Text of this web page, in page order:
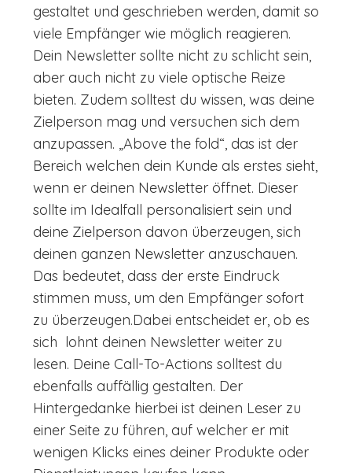
gestaltet und geschrieben werden, damit so
viele Empfänger wie möglich reagieren.
Dein Newsletter sollte nicht zu schlicht sein,
aber auch nicht zu viele optische Reize
bieten. Zudem solltest du wissen, was deine
Zielperson mag und versuchen sich dem
anzupassen. „Above the fold“, das ist der
Bereich welchen dein Kunde als erstes sieht,
wenn er deinen Newsletter öffnet. Dieser
sollte im Idealfall personalisiert sein und
deine Zielperson davon überzeugen, sich
deinen ganzen Newsletter anzuschauen.
Das bedeutet, dass der erste Eindruck
stimmen muss, um den Empfänger sofort
zu überzeugen.Dabei entscheidet er, ob es
sich lohnt deinen Newsletter weiter zu
lesen. Deine Call-To-Actions solltest du
ebenfalls auffällig gestalten. Der
Hintergedanke hierbei ist deinen Leser zu
einer Seite zu führen, auf welcher er mit
wenigen Klicks eines deiner Produkte oder